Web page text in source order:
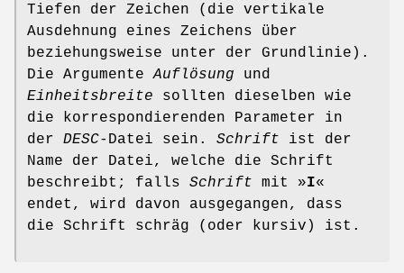
Tiefen der Zeichen (die vertikale
Ausdehnung eines Zeichens über
beziehungsweise unter der Grundlinie).
Die ArgumenteAuflösung und
Einheitsbreite sollten dieselben wie
die korrespondierenden Parameter in
der DESC-Datei sein. Schrift ist der
Name der Datei, welche die Schrift
beschreibt; falls Schrift mit »I«
endet, wird davon ausgegangen, dass
die Schrift schräg (oder kursiv) ist.